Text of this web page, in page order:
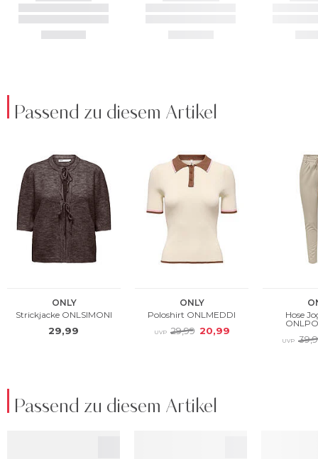
Passend zu diesem Artikel
Passend zu diesem Artikel